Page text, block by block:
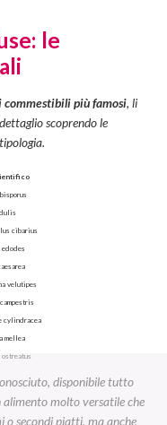
le
più famosi, li
scoprendo le
cibarius
velutipes
cylindracea
mellea
ostreatus
disponibile tutto
alimento molto versatile che
o secondi piatti, ma anche